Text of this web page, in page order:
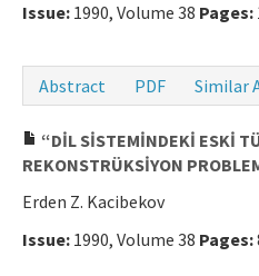
Issue: 1990, Volume 38 Pages:
Abstract
PDF Similar
“DİL SİSTEMİNDEKİ ESKİ
REKONSTRÜKSİYON
Erden Z. Kacibekov
Issue: 1990, Volume 38 Pages: